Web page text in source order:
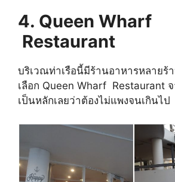
4. Queen Wharf
Restaurant
บริเวณท่าเรือนี้มีร้านอาหารหลายร้
เลือก Queen Wharf Restaurant
เป็นหลักเลยว่าต้องไม่แพงจนเกินไป